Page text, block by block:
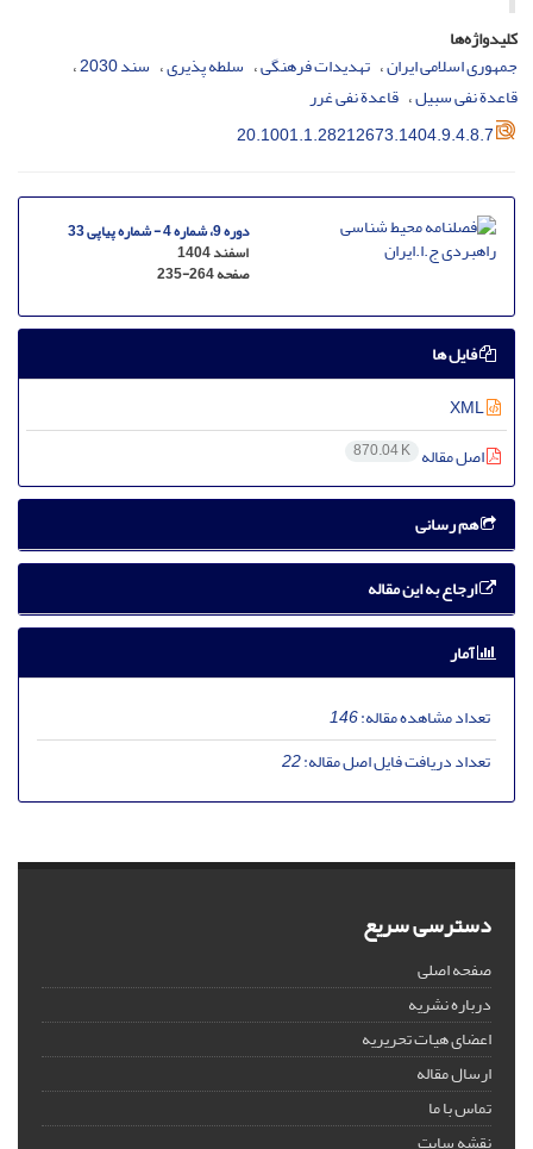
کلیدواژه‌ها
جمهوری اسلامی ایران تهدیدات فرهنگی سلطه پذیری سند 2030
قاعدة نفی سبیل قاعدة نفی غرر
20.1001.1.28212673.1404.9.4.8.7
دوره 9، شماره 4 - شماره پیاپی 33
اسفند 1404
صفحه235-264
فایل ها
اصل مقاله 870.04 K
هم رسانی
ارجاع به این مقاله
آمار
تعداد مشاهده مقاله:146
تعداد دریافت فایل اصل مقاله:22
دسترسی سریع
صفحه اصلی
درباره نشریه
اعضای هیات تحریریه
ارسال مقاله
تماس با ما
نقشه سایت